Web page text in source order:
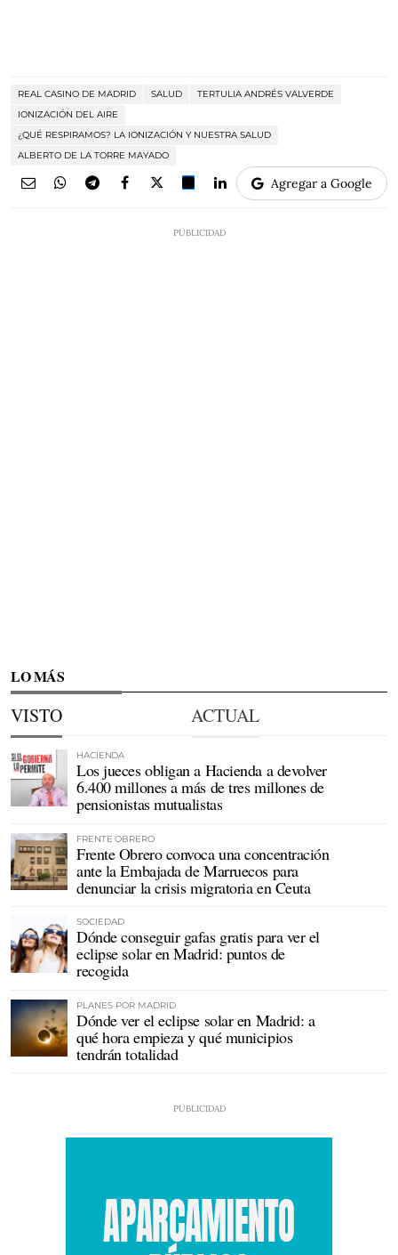
REAL CASINO DE MADRID SALUD
TERTULIA ANDRÉS VALVERDE
IONIZACIÓN DEL AIRE
¿QUÉ RESPIRAMOS? LA IONIZACIÓN Y NUESTRA SALUD
ALBERTO DE LA TORRE MAYADO
Agregar a Google
LO MÁS
VISTO ACTUAL
HACIENDA
Los jueces obligan a Hacienda a devolver
6.400 millones a más de tres millones de
pensionistas mutualistas
FRENTE OBRERO
Frente Obrero convoca una concentración
ante la Embajada de Marruecos para
denunciar la crisis migratoria en Ceuta
SOCIEDAD
Dónde conseguir gafas gratis para ver el
eclipse solar en Madrid: puntos de
recogida
PLANES POR MADRID
Dónde ver el eclipse solar en Madrid: a
qué hora empieza y qué municipios
tendrán totalidad